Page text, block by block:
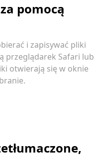
pomocą
i zapisywać pliki
przeglądarek Safari lub
otwierają się w oknie